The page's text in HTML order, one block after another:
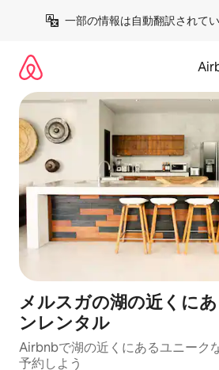
一部の情報は自動翻訳されてい
メルスガの湖の近くに
ンレンタル
Airbnbで湖の近くにあるユニーク
予約しよう